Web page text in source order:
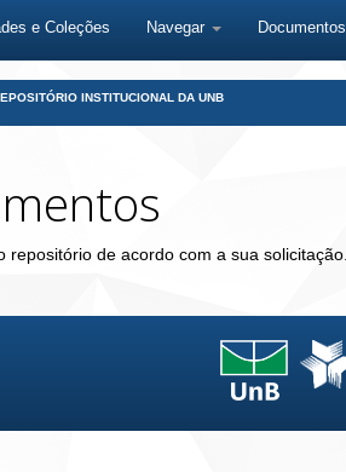
e Coleções Navegar Documentos
INSTITUCIONAL DA UNB
de acordo com a sua solicitação.